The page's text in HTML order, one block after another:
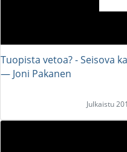
Tuopista vetoa? - Seisova
― Joni Pakanen
Julkaistu